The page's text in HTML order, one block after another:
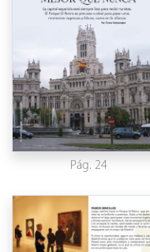
Pág. 24